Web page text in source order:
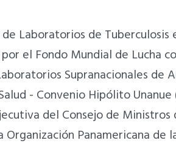
Laboratorios de Tuberculosis
el Fondo Mundial de Lucha
Supranacionales de
- Convenio Hipólito Unanue
del Consejo de
Panamericana de